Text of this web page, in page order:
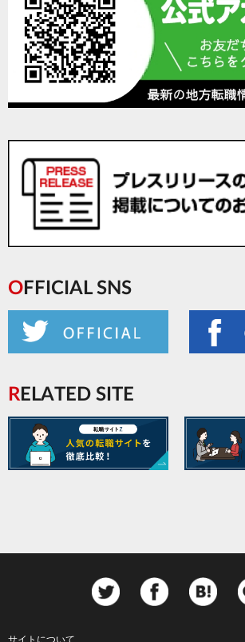
OFFICIAL SNS
RELATED SITE
サイトについて